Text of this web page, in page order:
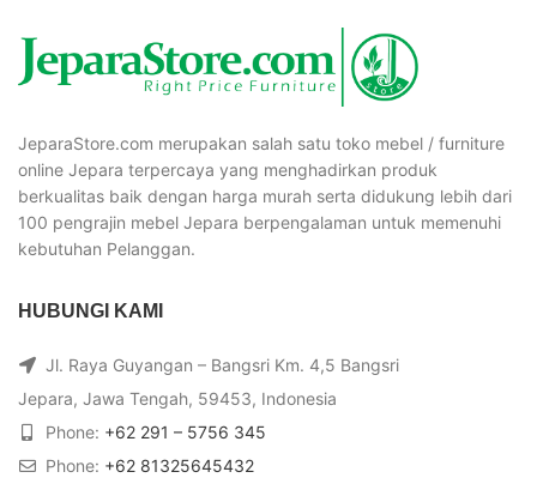
JeparaStore.com merupakan salah satu toko mebel / furniture
online Jepara terpercaya yang menghadirkan produk
berkualitas baik dengan harga murah serta didukung lebih dari
100 pengrajin mebel Jepara berpengalaman untuk memenuhi
kebutuhan Pelanggan.
HUBUNGI KAMI
Jl. Raya Guyangan – Bangsri Km. 4,5 Bangsri
Jepara, Jawa Tengah, 59453, Indonesia
Phone: +62 291 – 5756 345
Phone: +62 81325645432